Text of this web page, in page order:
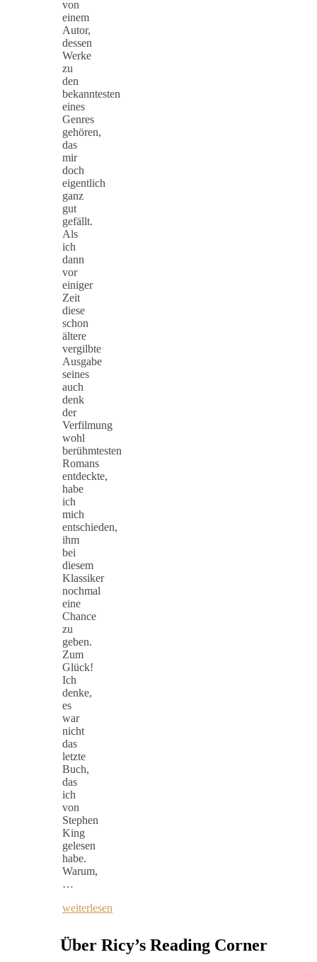
von
einem
Autor,
dessen
Werke
zu
den
bekanntesten
eines
Genres
gehören,
das
mir
doch
eigentlich
ganz
gut
gefällt.
Als
ich
dann
vor
einiger
Zeit
diese
schon
ältere
vergilbte
Ausgabe
seines
auch
denk
der
Verfilmung
wohl
berühmtesten
Romans
entdeckte,
habe
ich
mich
entschieden,
ihm
bei
diesem
Klassiker
nochmal
eine
Chance
zu
geben.
Zum
Glück!
Ich
denke,
es
war
nicht
das
letzte
Buch,
das
ich
von
Stephen
King
gelesen
habe.
Warum,
…
weiterlesen
Über Ricy’s Reading Corner